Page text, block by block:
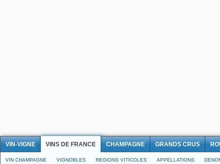
VIN-VIGNE VINS DE FRANCE CHAMPAGNE GRANDS CRUS
VIN CHAMPAGNE VIGNOBLES REGIONS VITICOLES APPELLATIONS